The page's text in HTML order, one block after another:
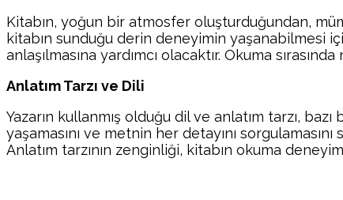
Kitabın, yoğun bir atmosfer oluşturduğundan,
kitabın sunduğu derin deneyimin yaşanabilmesi
anlaşılmasına yardımcı olacaktır. Okuma
Anlatım Tarzı ve Dili
Yazarın kullanmış olduğu dil ve anlatım tarzı,
yaşamasını ve metnin her detayını
Anlatım tarzının zenginliği, kitabın okuma